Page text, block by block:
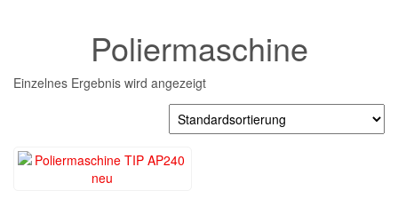
Poliermaschine
Einzelnes Ergebnis wird angezeigt